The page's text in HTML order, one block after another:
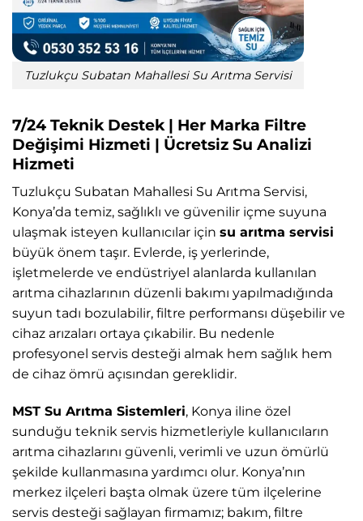
Tuzlukçu Subatan Mahallesi Su Arıtma Servisi
7/24 Teknik Destek | Her Marka Filtre
Değişimi Hizmeti | Ücretsiz Su Analizi
Hizmeti
Tuzlukçu Subatan Mahallesi Su Arıtma Servisi,
Konya’da temiz, sağlıklı ve güvenilir içme suyuna
ulaşmak isteyen kullanıcılar için su arıtma servisi
büyük önem taşır. Evlerde, iş yerlerinde,
işletmelerde ve endüstriyel alanlarda kullanılan
arıtma cihazlarının düzenli bakımı yapılmadığında
suyun tadı bozulabilir, filtre performansı düşebilir ve
cihaz arızaları ortaya çıkabilir. Bu nedenle
profesyonel servis desteği almak hem sağlık hem
de cihaz ömrü açısından gereklidir.
MST Su Arıtma Sistemleri, Konya iline özel
sunduğu teknik servis hizmetleriyle kullanıcıların
arıtma cihazlarını güvenli, verimli ve uzun ömürlü
şekilde kullanmasına yardımcı olur. Konya’nın
merkez ilçeleri başta olmak üzere tüm ilçelerine
servis desteği sağlayan firmamız; bakım, filtre